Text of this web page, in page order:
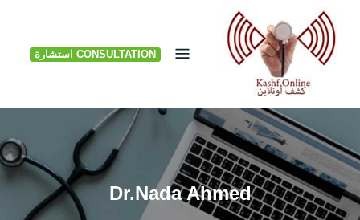
Skip
content
CONSULTATION استشارة
Dr.Nada Ahmed